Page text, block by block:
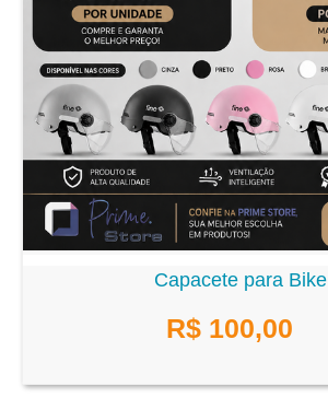
Capacete para Bike
R$ 100,00